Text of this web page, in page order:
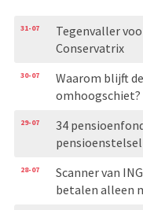
31-07
Tegenvaller
Conservatrix
30-07
Waarom blijft
omhoogschiet?
29-07
34
pensioenstelsel
28-07
Scanner van
betalen alleen